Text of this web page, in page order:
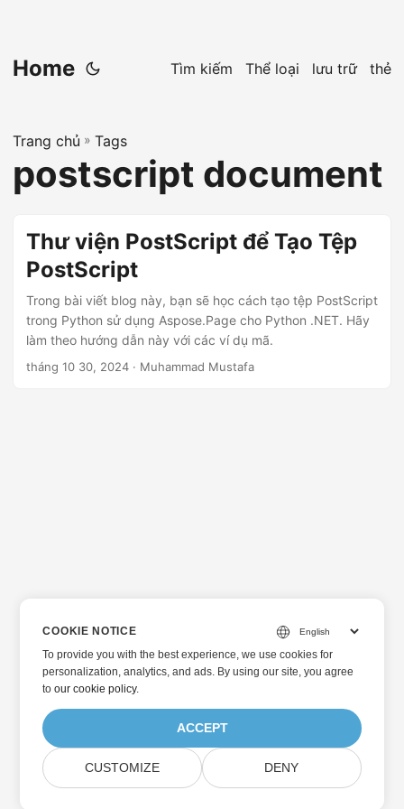
Home Tìm kiếm Thể loại lưu trữ thẻ
Trang chủ » Tags
postscript document
Thư viện PostScript để Tạo Tệp
PostScript
Trong bài viết blog này, bạn sẽ học cách tạo tệp PostScript
trong Python sử dụng Aspose.Page cho Python .NET. Hãy
làm theo hướng dẫn này với các ví dụ mã.
tháng 10 30, 2024 · Muhammad Mustafa
COOKIE NOTICE
To provide you with the best experience, we use cookies for
personalization, analytics, and ads. By using our site, you agree
toour cookie policy.
ACCEPT
CUSTOMIZE DENY